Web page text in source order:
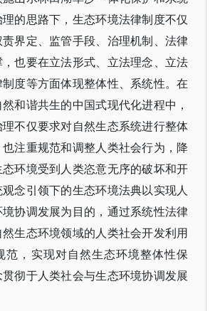
的思路下，生态环境法律制度不仅
界定、监管手段、治理机制、法律
也要在立法形式、立法理念、立法
度等方面体现整体性、系统性。在
和谐共生的中国式现代化进程中，
不仅要求对自然生态系统进行整体
注重规范和调整人类社会行为，降
环境受到人类恣意无序的破坏和开
念引领下的生态环境法典以实现人
协调发展为目的，通过系统性法律
生态环境领域的人类社会开发利用
范，实现对自然生态环境整体性保
彻于人类社会与生态环境协调发展